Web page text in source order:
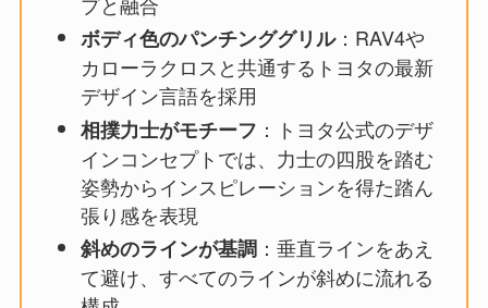
ボディ色のパンチンググリル：RAV4や
カローラクロスと共通するトヨタの最新
デザイン言語を採用
相撲力士がモチーフ ：トヨタ公式のデザ
インコンセプトでは、力士の四股を踏む
姿勢からインスピレーションを得た踏ん
張り感を表現
斜めのラインが基調：垂直ラインをあえ
て避け、すべてのラインが斜めに流れる